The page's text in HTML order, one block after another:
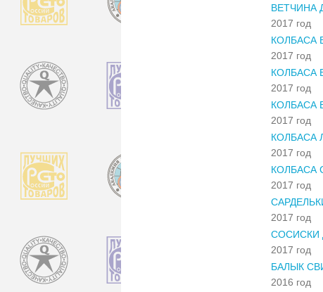
ВЕТЧИНА
2017 год
КОЛБАСА
2017 год
КОЛБАСА
2017 год
КОЛБАСА
2017 год
КОЛБАСА
2017 год
КОЛБАСА
2017 год
2017 год
СОСИСКИ
2017 год
БАЛЫК
2016 год